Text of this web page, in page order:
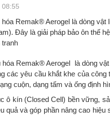
08:55
Remak® Aerogel là dòng
Đây là giải pháp bảo ôn thế
tranh
Remak® Aerogel là dòng
các yêu cầu khắt khe của
cuộn, dạng tấm và ống định
ô kín (Closed Cell) bền vững,
quả và góp phần nâng cao